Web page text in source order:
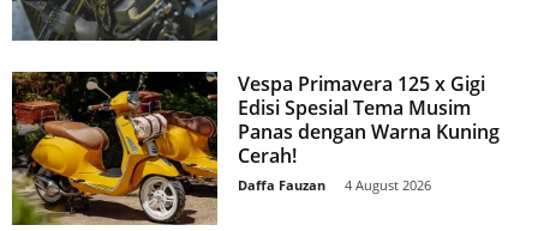
Vespa Primavera 125 x Gigi
Edisi Spesial Tema Musim
Panas dengan Warna Kuning
Cerah!
Daffa Fauzan 4 August 2026